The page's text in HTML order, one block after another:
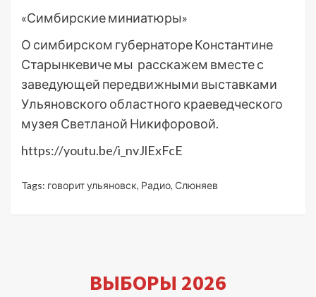
«Симбирские миниатюры»
О симбирском губернаторе Константине
Старынкевиче мы расскажем вместе с
заведующей передвижными выставками
Ульяновского областного краеведческого
музея Светланой Никифоровой.
https://youtu.be/i_nvJlExFcE
Tags: говорит ульяновск, Радио, Слюняев
ВЫБОРЫ 2026